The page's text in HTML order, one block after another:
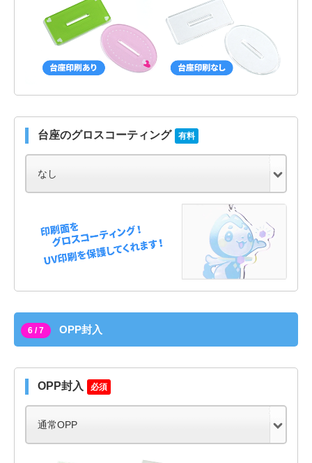
台座のグロスコーティング 有料
6 / 7 OPP封入
OPP封入 必須